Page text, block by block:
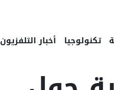
تكنولوجيا أخبار التلفزيون